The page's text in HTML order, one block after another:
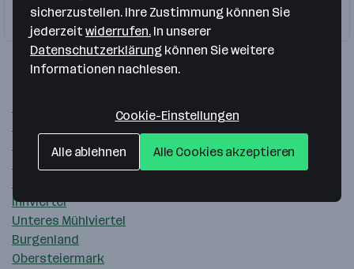
Landmaschinentechniker
Firma folgen
Großraum Linz
Innviertel
Unteres Mühlviertel
Burgenland
Obersteiermark
sicherzustellen. Ihre Zustimmung können Sie
jederzeitwiderrufen. In unserer
Datenschutzerklärung können Sie weitere
Informationen nachlesen.
Cookie-Einstellungen
Alle ablehnen Alle Cookies akzeptieren